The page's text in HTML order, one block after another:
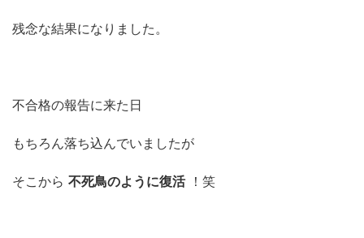
残念な結果になりました。
不合格の報告に来た日
もちろん落ち込んでいましたが
そこから 不死鳥のように復活 ！笑